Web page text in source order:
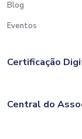
Blog
Eventos
Certificação
Central do